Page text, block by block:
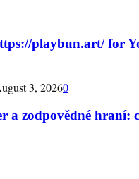
playbun.art/ for
3, 20260
a zodpovědné hraní: